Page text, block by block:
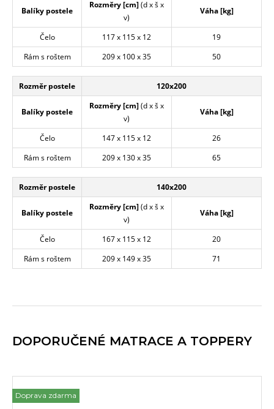
Balíky postele
Rozměry [cm](d x š x
v)
Váha [kg]
Čelo 117 x 115 x 12
19
Rám s roštem
209 x 100 x 35 50
Rozměr postele 120x200
Balíky postele
Rozměry [cm](d x š x
v)
Váha [kg]
Čelo 147 x 115 x 12
26
Rám s roštem
209 x 130 x 35 65
Rozměr postele 140x200
Balíky postele
Rozměry [cm](d x š x
v)
Váha [kg]
Čelo 167 x 115 x 12
20
Rám s roštem
209 x 149 x 35 71
DOPORUČENÉ MATRACE A TOPPERY
Doprava zdarma